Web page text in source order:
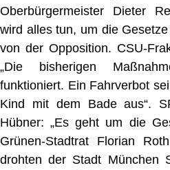
Oberbürgermeister Dieter
wird alles tun, um die
von der Opposition. CSU-
„Die bisherigen
funktioniert. Ein Fahrverbot
Kind mit dem Bade aus“.
Hübner: „Es geht um die
Grünen-Stadtrat Florian
drohten der Stadt München